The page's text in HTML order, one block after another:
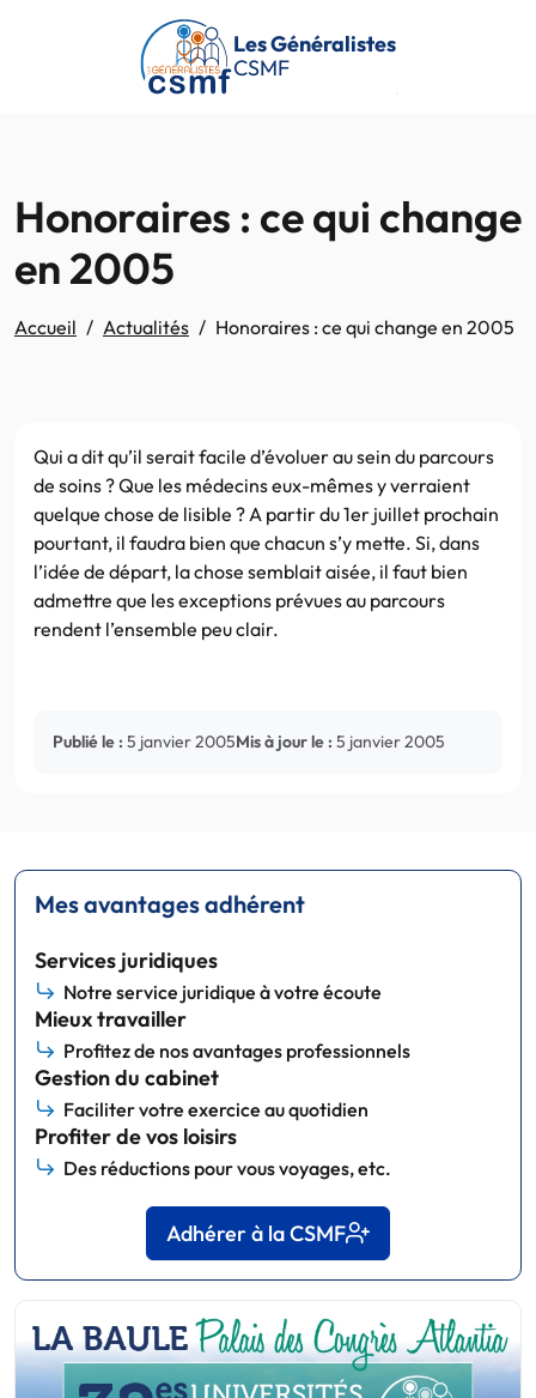
Passer au contenu principal
Les Généralistes
CSMF
Honoraires : ce qui change
en 2005
Accueil Actualités Honoraires : ce qui change en 2005
Qui a dit qu’il serait facile d’évoluer au sein du parcours
de soins ? Que les médecins eux-mêmes y verraient
quelque chose de lisible ? A partir du 1er juillet prochain
pourtant, il faudra bien que chacun s’y mette. Si, dans
l’idée de départ, la chose semblait aisée, il faut bien
admettre que les exceptions prévues au parcours
rendent l’ensemble peu clair.
Publié le : 5 janvier 2005Mis à jour le : 5 janvier 2005
Mes avantages adhérent
Services juridiques
Notre service juridique à votre écoute
Mieux travailler
Profitez de nos avantages professionnels
Gestion du cabinet
Faciliter votre exercice au quotidien
Profiter de vos loisirs
Des réductions pour vous voyages, etc.
Adhérer à la CSMF